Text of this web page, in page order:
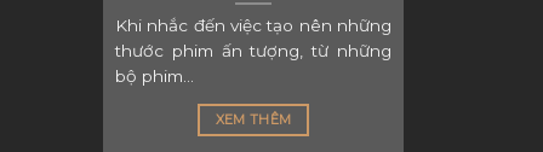
Khi nhắc đến việc tạo nên những
thước phim ấn tượng, từ những
bộ phim...
XEM THÊM